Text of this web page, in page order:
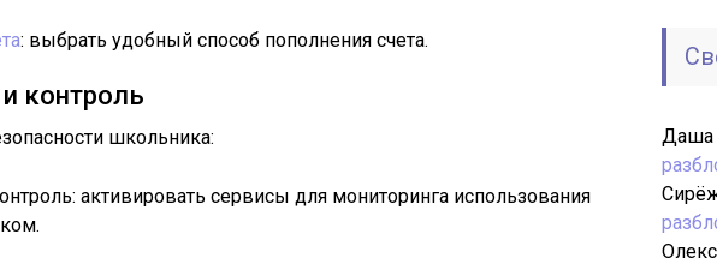
: выбрать удобный способ пополнения счета.
контроль
школьника:
активировать сервисы для мониторинга использования
Даша